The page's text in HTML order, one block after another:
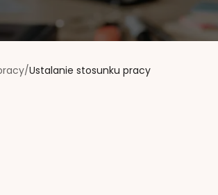
/Ustalanie stosunku pracy